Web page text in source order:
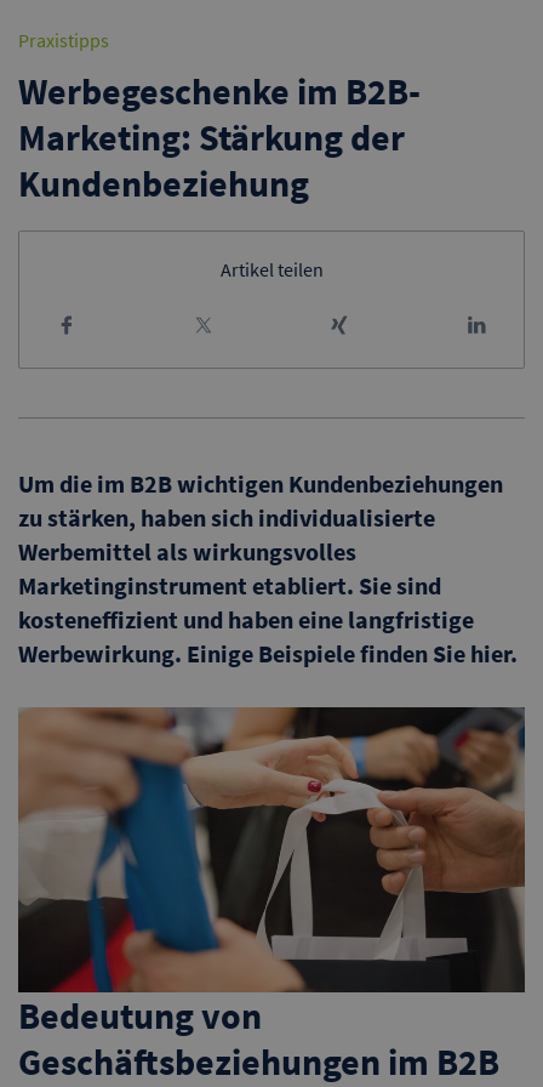
Praxistipps
Werbegeschenke im B2B-
Marketing: Stärkung der
Kundenbeziehung
Artikel teilen
Um die im B2B wichtigen Kundenbeziehungen
zu stärken, haben sich individualisierte
Werbemittel als wirkungsvolles
Marketinginstrument etabliert. Sie sind
kosteneffizient und haben eine langfristige
Werbewirkung. Einige Beispiele finden Sie hier.
Bedeutung von
Geschäftsbeziehungen im B2B